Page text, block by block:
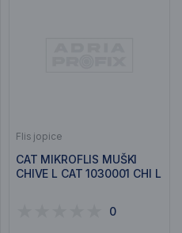
Flis jopice
CAT MIKROFLIS MUŠKI
CHIVE L CAT 1030001 CHI L
0